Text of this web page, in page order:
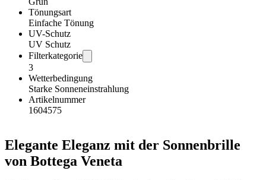
Tönungsart
Einfache Tönung
UV-Schutz
UV Schutz
Filterkategorie
3
Wetterbedingung
Starke Sonneneinstrahlung
Artikelnummer
1604575
Elegante Eleganz mit der Sonnenbrille
von Bottega Veneta